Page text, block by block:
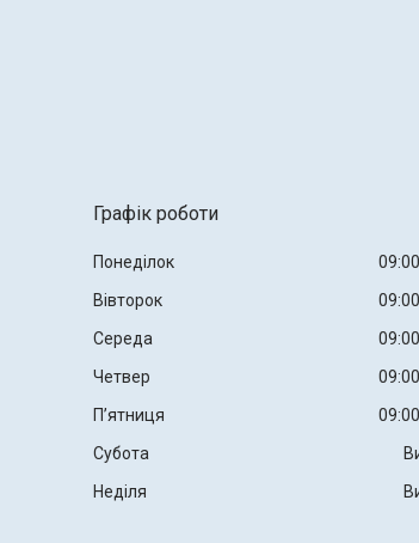
Графік роботи
Понеділок 09:00
Вівторок
09:00
Середа
09:00
Четвер
09:00
Пʼятниця
09:00
Субота
Неділя